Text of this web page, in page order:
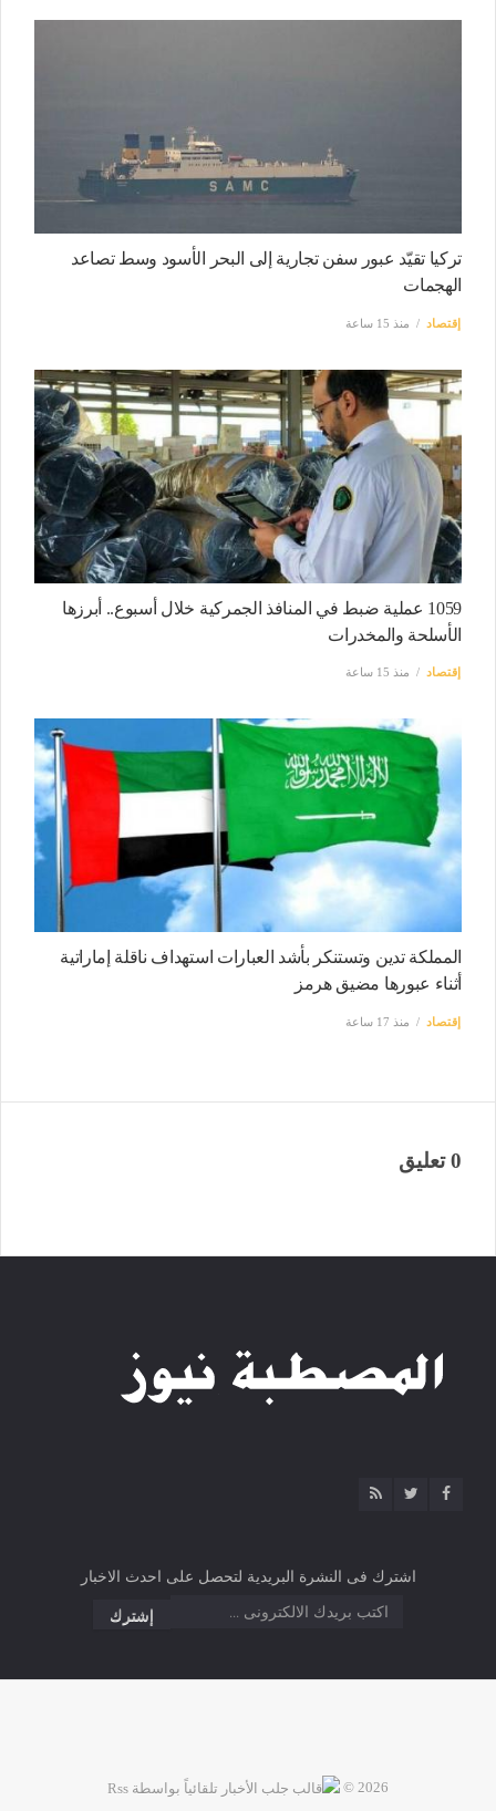
تركيا تقيّد عبور سفن تجارية إلى البحر الأسود وسط تصاعد
الهجمات
إقتصاد منذ 15 ساعة
1059 عملية ضبط في المنافذ الجمركية خلال أسبوع.. أبرزها
الأسلحة والمخدرات
إقتصاد منذ 15 ساعة
المملكة تدين وتستنكر بأشد العبارات استهداف ناقلة إماراتية
أثناء عبورها مضيق هرمز
إقتصاد منذ 17 ساعة
0 تعليق
اشترك فى النشرة البريدية لتحصل على احدث الاخبار
2026 ©